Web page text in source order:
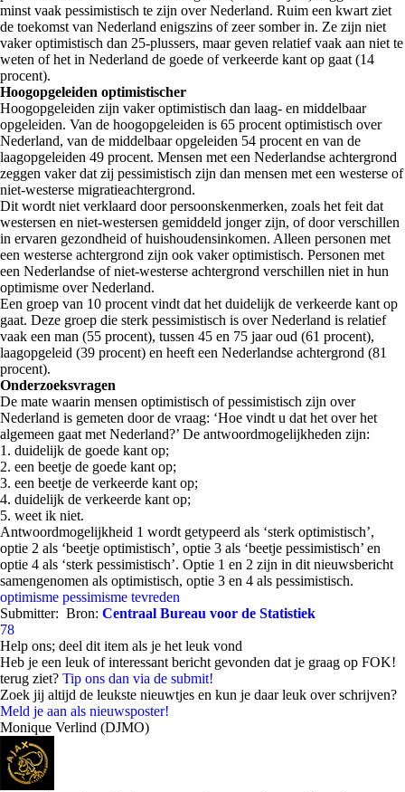
minst vaak pessimistisch te zijn over Nederland. Ruim een kwart ziet
de toekomst van Nederland enigszins of zeer somber in. Ze zijn niet
vaker optimistisch dan 25-plussers, maar geven relatief vaak aan niet te
weten of het in Nederland de goede of verkeerde kant op gaat (14
procent).
Hoogopgeleiden optimistischer
Hoogopgeleiden zijn vaker optimistisch dan laag- en middelbaar
opgeleiden. Van de hoogopgeleiden is 65 procent optimistisch over
Nederland, van de middelbaar opgeleiden 54 procent en van de
laagopgeleiden 49 procent. Mensen met een Nederlandse achtergrond
zeggen vaker dat zij pessimistisch zijn dan mensen met een westerse of
niet-westerse migratieachtergrond.
Dit wordt niet verklaard door persoonskenmerken, zoals het feit dat
westersen en niet-westersen gemiddeld jonger zijn, of door verschillen
in ervaren gezondheid of huishoudensinkomen. Alleen personen met
een westerse achtergrond zijn ook vaker optimistisch. Personen met
een Nederlandse of niet-westerse achtergrond verschillen niet in hun
optimisme over Nederland.
Een groep van 10 procent vindt dat het duidelijk de verkeerde kant op
gaat. Deze groep die sterk pessimistisch is over Nederland is relatief
vaak een man (55 procent), tussen 45 en 75 jaar oud (61 procent),
laagopgeleid (39 procent) en heeft een Nederlandse achtergrond (81
procent).
Onderzoeksvragen
De mate waarin mensen optimistisch of pessimistisch zijn over
Nederland is gemeten door de vraag: ‘Hoe vindt u dat het over het
algemeen gaat met Nederland?’ De antwoordmogelijkheden zijn:
1. duidelijk de goede kant op;
2. een beetje de goede kant op;
3. een beetje de verkeerde kant op;
4. duidelijk de verkeerde kant op;
5. weet ik niet.
Antwoordmogelijkheid 1 wordt getypeerd als ‘sterk optimistisch’,
optie 2 als ‘beetje optimistisch’, optie 3 als ‘beetje pessimistisch’ en
optie 4 als ‘sterk pessimistisch’. Optie 1 en 2 zijn in dit nieuwsbericht
samengenomen als optimistisch, optie 3 en 4 als pessimistisch.
optimisme pessimisme tevreden
Submitter: Bron: Centraal Bureau voor de Statistiek
78
Help ons; deel dit item als je het leuk vond
Heb je een leuk of interessant bericht gevonden dat je graag op FOK!
terug ziet? Tip ons dan via de submit!
Zoek jij altijd de leukste nieuwtjes en kun je daar leuk over schrijven?
Meld je aan als nieuwsposter!
Monique Verlind (DJMO)